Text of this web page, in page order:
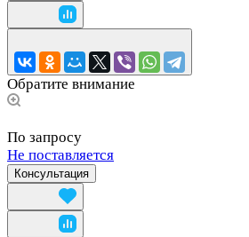
Обратите внимание
По запросу
Не поставляется
Консультация